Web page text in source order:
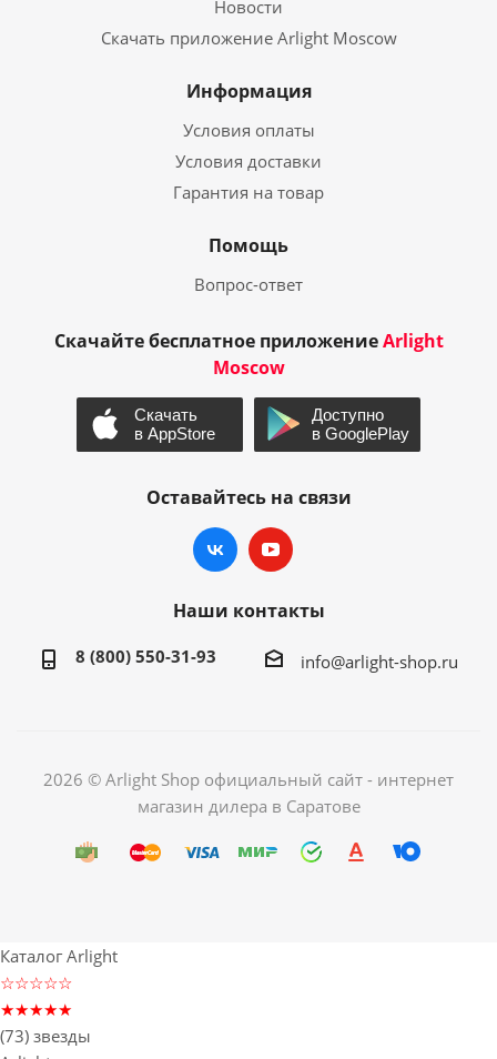
Новости
Скачать приложение Arlight Moscow
Информация
Условия оплаты
Условия доставки
Гарантия на товар
Помощь
Вопрос-ответ
Скачайте бесплатное приложениеArlight
Moscow
Оставайтесь на связи
Наши контакты
8 (800) 550-31-93 info@arlight-shop.ru
2026 © Arlight Shop официальный сайт - интернет
магазин дилера в Саратове
Каталог Arlight
☆☆☆☆☆
★★★★★
(73) звезды